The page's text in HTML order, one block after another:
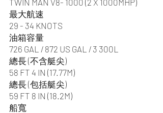
TWIN MAN V8- 1000 (2 X 1000MHP)
最大航速
29 - 34 KNOTS
油箱容量
726 GAL / 872 US GAL / 3 300L
總長 (不含艇尖)
58 FT 4 IN (17.77M)
總長 (包括艇尖)
59 FT 8 IN (18.2M)
船寬